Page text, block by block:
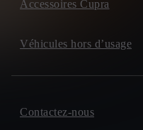
Accessoires Cupra
Véhicules hors d’usage
Contactez-nous